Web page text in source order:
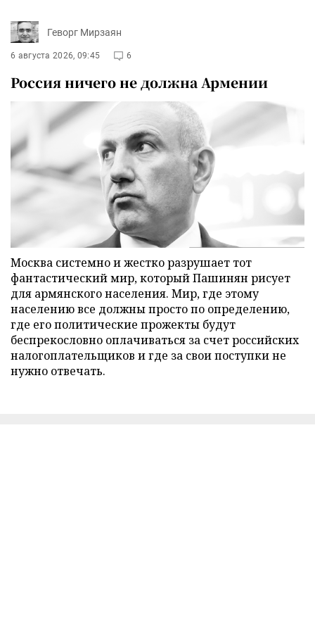
Геворг Мирзаян
6 августа 2026, 09:45 6
Россия ничего не должна Армении
Москва системно и жестко разрушает тот
фантастический мир, который Пашинян рисует
для армянского населения. Мир, где этому
населению все должны просто по определению,
где его политические прожекты будут
беспрекословно оплачиваться за счет российских
налогоплательщиков и где за свои поступки не
нужно отвечать.